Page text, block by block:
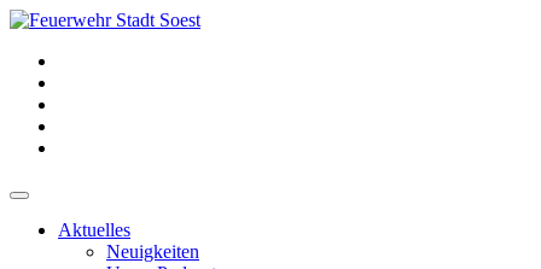
Aktuelles
Neuigkeiten